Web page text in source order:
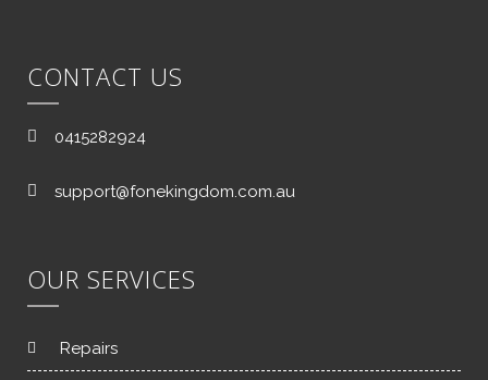
CONTACT US
0415282924
support@fonekingdom.com.au
OUR SERVICES
Repairs